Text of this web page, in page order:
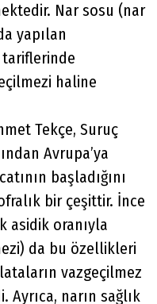
Nar sosu (nar
yapılan
haline
Tekçe, Suruç
Avrupa’ya
başladığını
bir çeşittir. İnce
asidik oranıyla
da bu özellikleri
vazgeçilmez
Ayrıca, narın sağlık